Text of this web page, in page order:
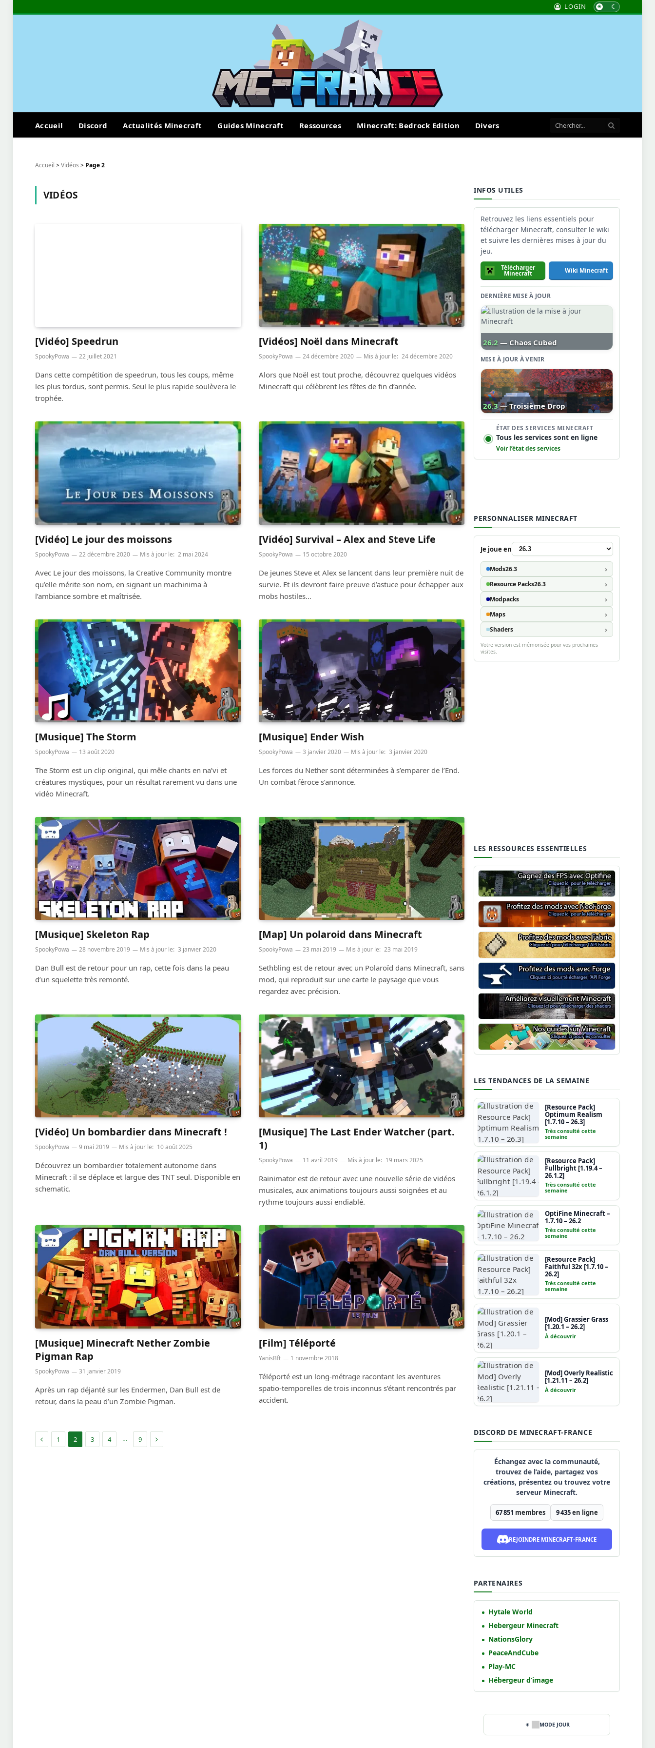
LOGIN
Accueil Discord Actualités Minecraft Guides Minecraft Ressources Minecraft: Bedrock Edition Divers
Accueil >Vidéos > Page 2
VIDÉOS
[Vidéo] Speedrun
SpookyPowa 22 juillet 2021
Dans cette compétition de speedrun, tous les coups, même
les plus tordus, sont permis. Seul le plus rapide soulèvera le
trophée.
[Vidéos] Noël dans Minecraft
SpookyPowa 24 décembre 2020 Mis à jour le: 24 décembre 2020
Alors que Noël est tout proche, découvrez quelques vidéos
Minecraft qui célèbrent les fêtes de fin d’année.
[Vidéo] Le jour des moissons
SpookyPowa 22 décembre 2020 Mis à jour le: 2 mai 2024
Avec Le jour des moissons, la Creative Community montre
qu’elle mérite son nom, en signant un machinima à
l’ambiance sombre et maîtrisée.
[Vidéo] Survival – Alex and Steve Life
SpookyPowa 15 octobre 2020
De jeunes Steve et Alex se lancent dans leur première nuit de
survie. Et ils devront faire preuve d’astuce pour échapper aux
mobs hostiles…
[Musique] The Storm
SpookyPowa 13 août 2020
The Storm est un clip original, qui mêle chants en na’vi et
créatures mystiques, pour un résultat rarement vu dans une
vidéo Minecraft.
[Musique] Ender Wish
SpookyPowa 3 janvier 2020 Mis à jour le: 3 janvier 2020
Les forces du Nether sont déterminées à s’emparer de l’End.
Un combat féroce s’annonce.
[Musique] Skeleton Rap
SpookyPowa 28 novembre 2019 Mis à jour le: 3 janvier 2020
Dan Bull est de retour pour un rap, cette fois dans la peau
d’un squelette très remonté.
[Map] Un polaroid dans Minecraft
SpookyPowa 23 mai 2019 Mis à jour le: 23 mai 2019
Sethbling est de retour avec un Polaroïd dans Minecraft, sans
mod, qui reproduit sur une carte le paysage que vous
regardez avec précision.
[Vidéo] Un bombardier dans Minecraft !
SpookyPowa 9 mai 2019 Mis à jour le: 10 août 2025
Découvrez un bombardier totalement autonome dans
Minecraft : il se déplace et largue des TNT seul. Disponible en
schematic.
[Musique] The Last Ender Watcher (part.
1)
SpookyPowa 11 avril 2019 Mis à jour le: 19 mars 2025
Rainimator est de retour avec une nouvelle série de vidéos
musicales, aux animations toujours aussi soignées et au
rythme toujours aussi endiablé.
[Musique] Minecraft Nether Zombie
Pigman Rap
SpookyPowa 31 janvier 2019
Après un rap déjanté sur les Endermen, Dan Bull est de
retour, dans la peau d’un Zombie Pigman.
[Film] Téléporté
YanisBft 1 novembre 2018
Téléporté est un long-métrage racontant les aventures
spatio-temporelles de trois inconnus s’étant rencontrés par
accident.
Précédent
1 2 3 4 … 9 Suivant
INFOS UTILES
Retrouvez les liens essentiels pour
télécharger Minecraft, consulter le wiki
et suivre les dernières mises à jour du
jeu.
Télécharger
Minecraft Wiki Minecraft
DERNIÈRE MISE À JOUR
26.2 — Chaos Cubed
MISE À JOUR À VENIR
26.3 — Troisième Drop
ÉTAT DES SERVICES MINECRAFT
Tous les services sont en ligne
Voir l’état des services
PERSONNALISER MINECRAFT
Je joue en
Mods26.3
Resource Packs26.3
Modpacks
Maps
Shaders
Votre version est mémorisée pour vos prochaines
visites.
LES RESSOURCES ESSENTIELLES
Optifine
NeoForge
Minecraft Fabric
Minecraft Forge
Shaders Minecraft
Guide Minecraft
LES TENDANCES DE LA SEMAINE
[Resource Pack]
Optimum Realism
[1.7.10 – 26.3]
Très consulté cette
semaine
[Resource Pack]
Fullbright [1.19.4 –
26.1.2]
Très consulté cette
semaine
OptiFine Minecraft –
1.7.10 – 26.2
Très consulté cette
semaine
[Resource Pack]
Faithful 32x [1.7.10 –
26.2]
Très consulté cette
semaine
[Mod] Grassier Grass
[1.20.1 – 26.2]
À découvrir
[Mod] Overly Realistic
[1.21.11 – 26.2]
À découvrir
DISCORD DE MINECRAFT-FRANCE
Échangez avec la communauté,
trouvez de l’aide, partagez vos
créations, présentez ou trouvez votre
serveur Minecraft.
67 851 membres 9 435en ligne
REJOINDRE MINECRAFT-FRANCE
PARTENAIRES
Hytale World
Hebergeur Minecraft
NationsGlory
PeaceAndCube
Play-MC
Hébergeur d’image
MODE JOUR